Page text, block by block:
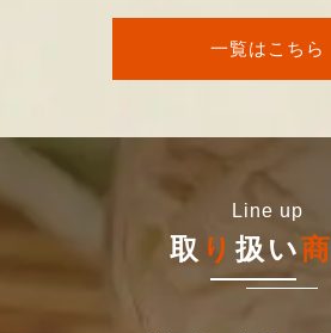
一覧はこちら
Line up
取 り 扱い商